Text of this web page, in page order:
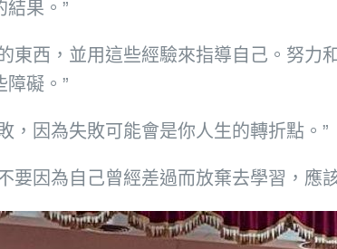
結果。”
東西，並用這些經驗來指導自己。努
障礙。”
，因為失敗可能會是你人生的轉折點。”
要因為自己曾經差過而放棄去學習，應